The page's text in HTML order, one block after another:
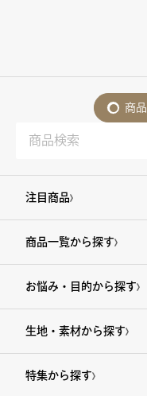
商品
注目商品
商品一覧から探す
お悩み・目的から探す
生地・素材から探す
特集から探す